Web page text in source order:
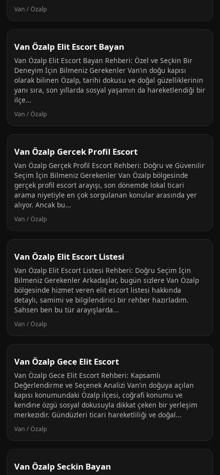
Van / Özalp
Van Özalp Elit Escort Bayan
Van Özalp Elit Escort Bayan Rehberi: Özel ve Seçkin Bir
Deneyim İçin Bilmeniz Gerekenler Van’ın doğu kapısı
olarak bilinen Özalp, tarihi dokusu ve doğal güzelliklerinin
yanı sıra, son yıllarda sosyal yaşamın da hareketlendiği bir
ilçe...
Van / Özalp
Van Özalp Gercek Profil Escort
Van Özalp Gerçek Profil Escort Rehberi: Doğru ve Güvenilir
Seçim İçin Bilmeniz Gerekenler Van Özalp bölgesinde
gerçek profil escort arayışı, son dönemde lokal ticari
arama niyetiyle en çok sorgulanan konular arasında yer
alıyor. Ancak bu...
Van / Özalp
Van Özalp Elit Escort Listesi
Van Özalp Elit Escort Listesi Rehberi: Doğru Seçim İçin
Bilmeniz Gerekenler Arkadaşlar, bugün sizlere Van Özalp
bölgesinde hizmet veren elit escort listesi hakkında
detaylı, samimi ve bilgilendirici bir rehber hazırladım.
Sahsen ben bu tür arayışlarda...
Van / Özalp
Van Özalp Gece Elit Escort
Van Özalp Gece Elit Escort Rehberi: Kapsamlı
Değerlendirme ve Seçenek Analizi Van’ın doğuya açılan
kapısı konumundaki Özalp ilçesi, coğrafi konumu ve
kendine özgü sosyal dokusuyla dikkat çeken bir yerleşim
merkezidir. Gündüzleri ticari hareketliliği ve doğal...
Van / Özalp
Van Özalp Seckin Bayan